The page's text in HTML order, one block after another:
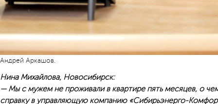
Андрей Аркашов.
Нина Михайлова, Новосибирск:
— Мы с мужем не проживали в квартире пять месяцев, о
справку в управляющую компанию «Сибирьэнерго-